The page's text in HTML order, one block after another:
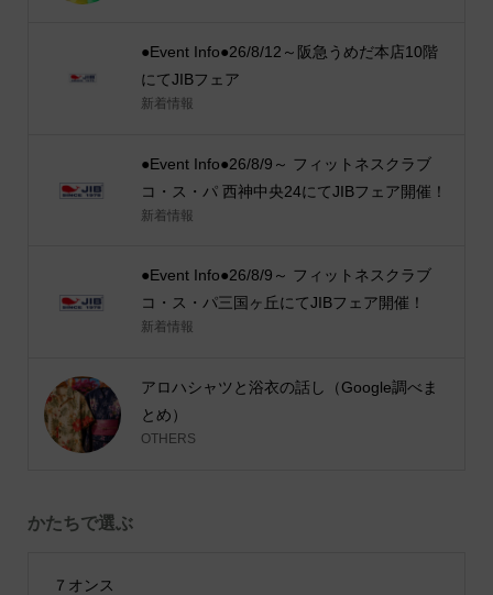
●Event Info●26/8/12～阪急うめだ本店10階
にてJIBフェア
新着情報
●Event Info●26/8/9～ フィットネスクラブ
コ・ス・パ 西神中央24にてJIBフェア開催！
新着情報
●Event Info●26/8/9～ フィットネスクラブ
コ・ス・パ三国ヶ丘にてJIBフェア開催！
新着情報
アロハシャツと浴衣の話し（Google調べま
とめ）
OTHERS
かたちで選ぶ
７オンス